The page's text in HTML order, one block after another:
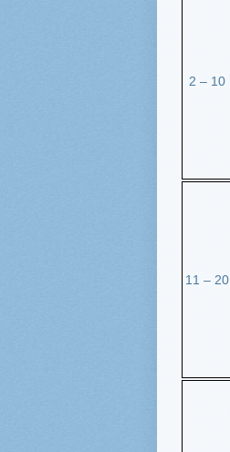
2 – 10
11 – 20